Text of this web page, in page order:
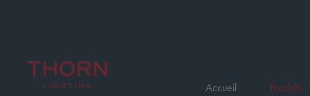
Accueil Produits